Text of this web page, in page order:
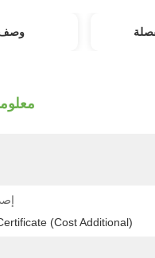
وصف
(Cost Additional)